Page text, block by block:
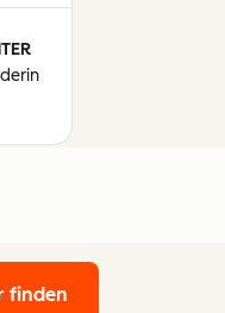
finden